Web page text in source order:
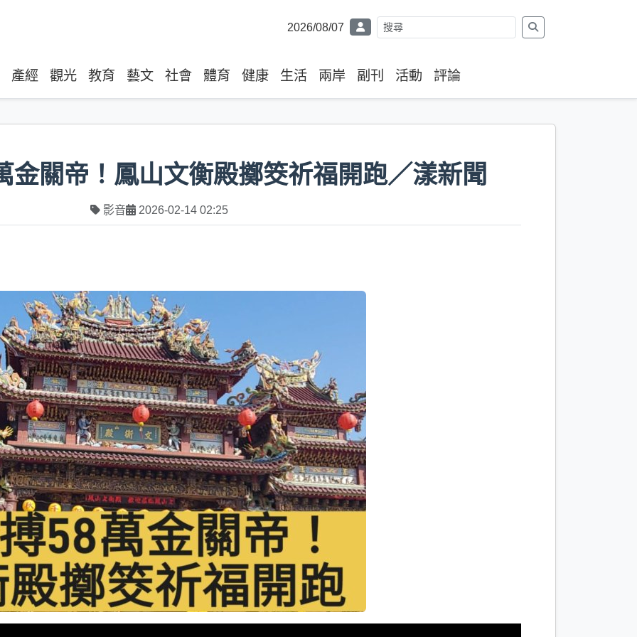
2026/08/07
產經 觀光 教育 藝文 社會 體育 健康 生活 兩岸 副刊 活動 評論
金關帝！鳳山文衡殿擲筊祈福開跑／漾新聞
影音 2026-02-14 02:25